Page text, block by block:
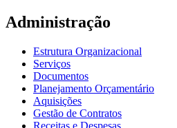
Administração
Estrutura Organizacional
Serviços
Documentos
Planejamento Orçamentário
Aquisições
Gestão de Contratos